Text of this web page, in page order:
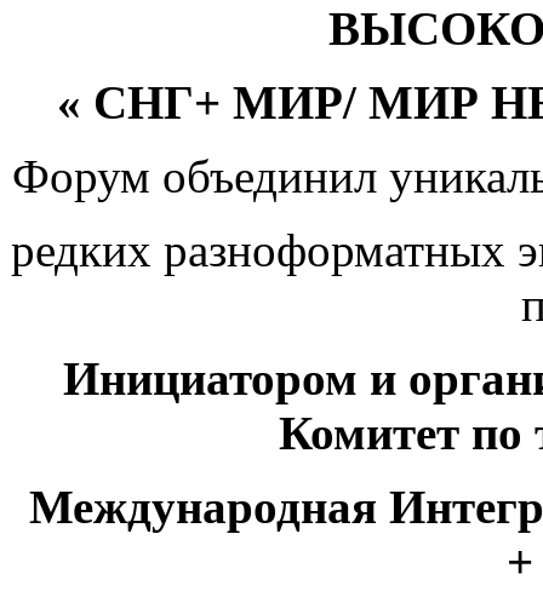
« СНГ+ МИР/ МИР
Форум объединил
редких разноформатных
Инициатором и
Комитет
Международная